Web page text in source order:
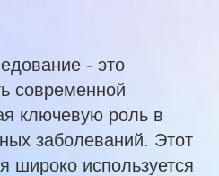
- это
современной
ключевую роль в
заболеваний. Этот
широко используется